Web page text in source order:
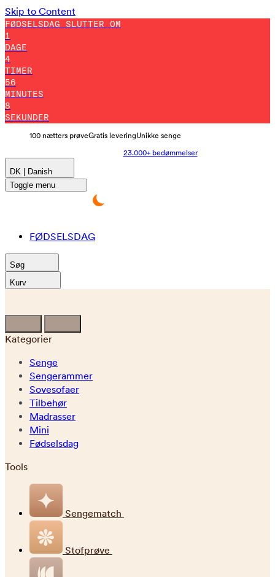
Skip to Content
FØDSELSDAG SLUTTER OM
1
DAGE
4
TIMER
56
MINUTES
0
SEKUNDER
100 nætters prøveGratis leveringUnikke senge
23.000+ bedømmelser
DK | Danish
Toggle menu
FØDSELSDAG
Søg
Kurv
Kategorier
Senge
Sengerammer
Sovesofaer
Tilbehør
Madrasser
Mini
Fødselsdag
Tools
Sengematch
Stofprøve